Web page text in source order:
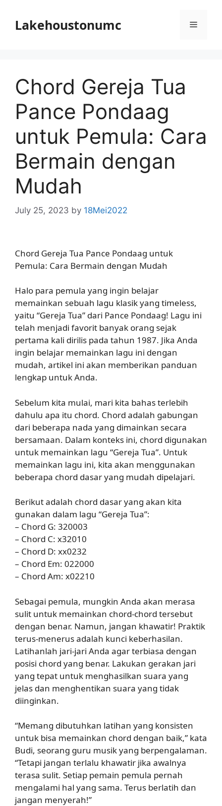
contentLakehoustonumc Menu
Chord Gereja Tua
Pance Pondaag
untuk Pemula: Cara
Bermain dengan
Mudah
July 25, 2023 by 18Mei2022
Chord Gereja Tua Pance Pondaag untuk
Pemula: Cara Bermain dengan Mudah
Halo para pemula yang ingin belajar
memainkan sebuah lagu klasik yang timeless,
yaitu “Gereja Tua” dari Pance Pondaag! Lagu ini
telah menjadi favorit banyak orang sejak
pertama kali dirilis pada tahun 1987. Jika Anda
ingin belajar memainkan lagu ini dengan
mudah, artikel ini akan memberikan panduan
lengkap untuk Anda.
Sebelum kita mulai, mari kita bahas terlebih
dahulu apa itu chord. Chord adalah gabungan
dari beberapa nada yang dimainkan secara
bersamaan. Dalam konteks ini, chord digunakan
untuk memainkan lagu “Gereja Tua”. Untuk
memainkan lagu ini, kita akan menggunakan
beberapa chord dasar yang mudah dipelajari.
Berikut adalah chord dasar yang akan kita
gunakan dalam lagu “Gereja Tua”:
– Chord G: 320003
– Chord C: x32010
– Chord D: xx0232
– Chord Em: 022000
– Chord Am: x02210
Sebagai pemula, mungkin Anda akan merasa
sulit untuk memainkan chord-chord tersebut
dengan benar. Namun, jangan khawatir! Praktik
terus-menerus adalah kunci keberhasilan.
Latihanlah jari-jari Anda agar terbiasa dengan
posisi chord yang benar. Lakukan gerakan jari
yang tepat untuk menghasilkan suara yang
jelas dan menghentikan suara yang tidak
diinginkan.
“Memang dibutuhkan latihan yang konsisten
untuk bisa memainkan chord dengan baik,” kata
Budi, seorang guru musik yang berpengalaman.
“Tetapi jangan terlalu khawatir jika awalnya
terasa sulit. Setiap pemain pemula pernah
mengalami hal yang sama. Terus berlatih dan
jangan menyerah!”